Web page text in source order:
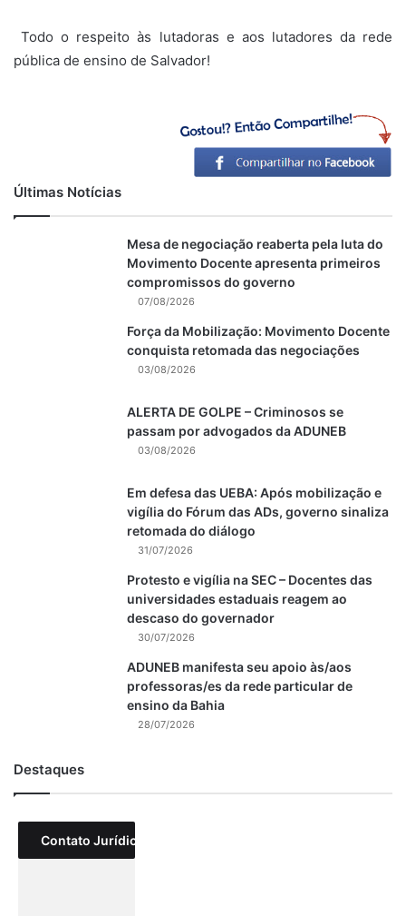
Todo o respeito às lutadoras e aos lutadores da rede
pública de ensino de Salvador!
Últimas Notícias
Mesa de negociação reaberta pela luta do
Movimento Docente apresenta primeiros
compromissos do governo
07/08/2026
Força da Mobilização: Movimento Docente
conquista retomada das negociações
03/08/2026
ALERTA DE GOLPE – Criminosos se
passam por advogados da ADUNEB
03/08/2026
Em defesa das UEBA: Após mobilização e
vigília do Fórum das ADs, governo sinaliza
retomada do diálogo
31/07/2026
Protesto e vigília na SEC – Docentes das
universidades estaduais reagem ao
descaso do governador
30/07/2026
ADUNEB manifesta seu apoio às/aos
professoras/es da rede particular de
ensino da Bahia
28/07/2026
Destaques
Contato Jurídico